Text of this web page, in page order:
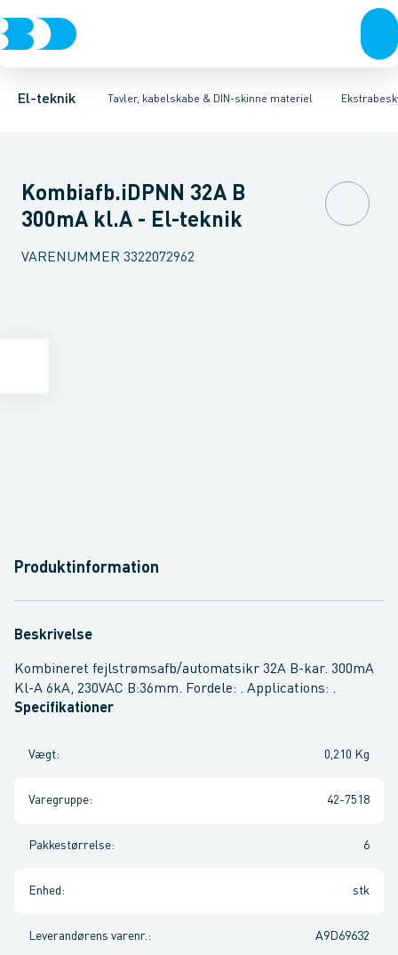
El-teknik Tavler, kabelskabe & DIN-skinne materiel
Afbrydere, stikkontakter & lampeudtagForgreningsmateriel
Tavler, kapsling og rackskabe Fordelings-/byggepladstavler
KombiafbryderFejlstrømsmodulNeozed D0 sikringselement
Kombiafb.iDPNN 32A B
300mA kl.A - El-teknik
VARENUMMER 3322072962
Produktinformation
Beskrivelse
Kombineret fejlstrømsafb/automatsikr 32A B-kar. 300mA
Kl-A 6kA, 230VAC B:36mm. Fordele: . Applications: .
Specifikationer
Vægt: 0,210 Kg
Varegruppe: 42-7518
Pakkestørrelse: 6
Enhed : stk
Leverandørens varenr. : A9D69632